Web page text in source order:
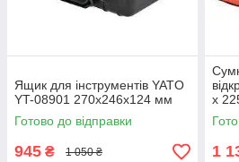
Ящик для інструментів YATO
YT-08901 270х246х124 мм
Готово до відправки
945 ₴ 1 050 ₴
х
1